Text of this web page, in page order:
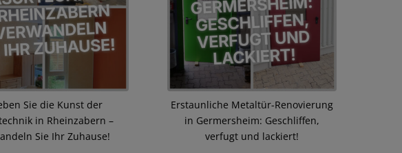
Sie die Kunst der
in Rheinzabern –
Sie Ihr Zuhause!
Erstaunliche Metaltür-Renovierung
in Germersheim: Geschliffen,
verfugt und lackiert!